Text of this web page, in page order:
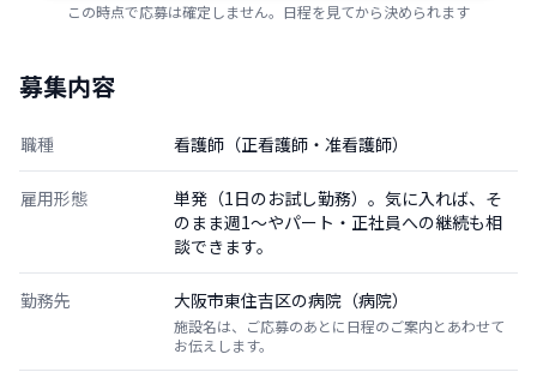
この時点で応募は確定しません。日程を見てから決められます
募集内容
職種 看護師（正看護師・准看護師）
雇用形態
単発（1日のお試し勤務）。気に入れば、そ
のまま週1〜やパート・正社員への継続も相
談できます。
勤務先 大阪市東住吉区の病院（病院）
施設名は、ご応募のあとに日程のご案内とあわせて
お伝えします。